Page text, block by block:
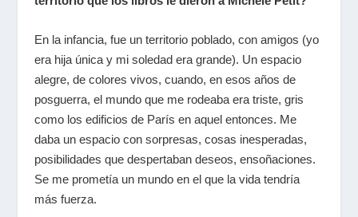
En la infancia, fue un territorio poblado, con amigos (yo
era hija única y mi soledad era grande). Un espacio
alegre, de colores vivos, cuando, en esos años de
posguerra, el mundo que me rodeaba era triste, gris
como los edificios de París en aquel entonces. Me
daba un espacio con sorpresas, cosas inesperadas,
posibilidades que despertaban deseos, ensoñaciones.
Se me prometía un mundo en el que la vida tendría
más fuerza.